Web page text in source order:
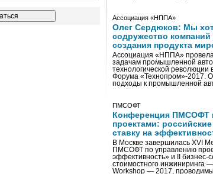
Ассоциация «НППА»
Олег Сердюков: Мы
содружество компаний
создания продукта
Ассоциация «НППА»
задачам промышленной
технологической революции
Форума «Технопром»-2017.
подходы к промышленной
ПМСОФТ
Конференция ПМСОФТ
проектами:
ставку на
В Москве завершилась XVI
ПМСОФТ по управлению
эффективность» и II бизнес-
стоимостного инжиниринга
Workshop — 2017,